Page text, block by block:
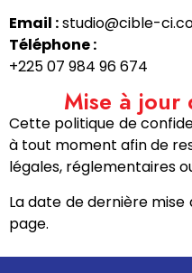
Email :studio@cible-
Téléphone :
+225 07 984 96 674
Mise à
Cette politique de
à tout moment afin de
légales, réglementaires
La date de dernière
page.